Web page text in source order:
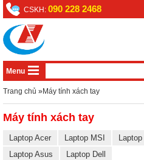
CSKH: 090 228 2468
Menu
Trang chủ »Máy tính xách tay
Máy tính xách tay
Laptop Acer Laptop MSI
Laptop Asus
Laptop Dell